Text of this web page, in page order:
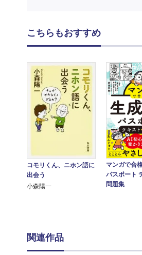
こちらもおすすめ
コモリくん、ニホン語に
出会う
小森陽一
マンガで合
パスポート
問題集
関連作品